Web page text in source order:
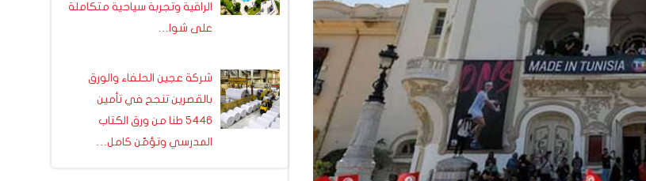
الراقية وتجربة سياحية متكاملة
على شوا…
شركة عجين الحلفاء والورق
بالقصرين تنجح في تأمين
5446 طنا من ورق الكتاب
المدرسي وتؤمّن كامل…